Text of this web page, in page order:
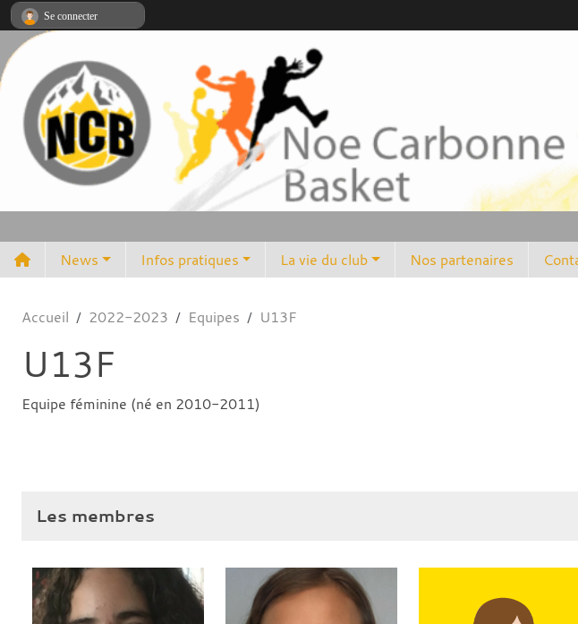
News Infos pratiques La vie du club Nos partenaires
Accueil 2022-2023 Equipes U13F
U13F
Equipe féminine (né en 2010-2011)
Les membres
Se connecter
Panneau de gestion des cookies